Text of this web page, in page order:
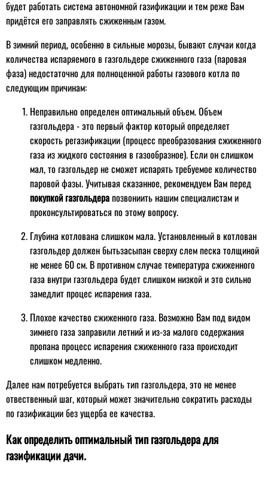
будет работать система автономной газификации и тем реже Вам
придётся его заправлять сжиженным газом.
В зимний период, особенно в сильные морозы, бывают случаи когда
количества испаряемого в газгольдере сжиженного газа (паровая
фаза) недостаточно для полноценной работы газового котла по
следующим причинам:
Неправильно определен оптимальный объем. Объем
газгольдера - это первый фактор который определяет
скорость регазификации (процесс преобразования сжиженного
газа из жидкого состояния в газообразное). Если он слишком
мал, то газгольдер не сможет испарять требуемое количество
паровой фазы. Учитывая сказанное, рекомендуем Вам перед
покупкой газгольдерапозвониить нашим специалистам и
проконсультироваться по этому вопросу.
Глубина котлована слишком мала. Установленный в котлован
газгольдер должен бытьзасыпан сверху слем песка толщиной
не менее 60 см. В противном случае температура сжиженного
газа внутри газгольдера будет слишком низкой и это сильно
замедлит процес испарения газа.
Плохое качество сжиженного газа. Возможно Вам под видом
зимнего газа заправили летний и из-за малого содержания
пропана процесс испарения сжиженного газа происходит
слишком медленно.
Далее нам потребуется выбрать тип газгольдера, это не менее
отвественный шаг, который может значительно сократить расходы
по газификации без ущерба ее качества.
Как определить оптимальный тип газгольдера для
газификации дачи.